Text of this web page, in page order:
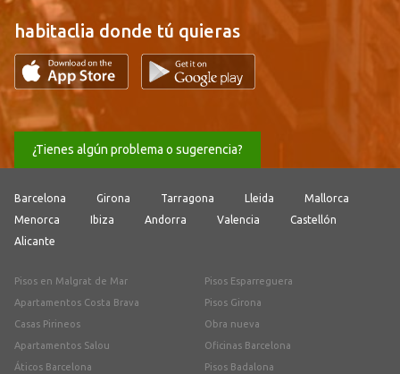
habitaclia donde tú quieras
¿Tienes algún problema o sugerencia?
Barcelona Girona Tarragona Lleida
Mallorca
Menorca
Ibiza Andorra Valencia
Castellón
Alicante
Pisos en Malgrat de Mar
Apartamentos Costa Brava
Casas Pirineos
Apartamentos Salou
Áticos Barcelona
Pisos Esparreguera
Pisos Girona
Obra nueva
Oficinas Barcelona
Pisos Badalona